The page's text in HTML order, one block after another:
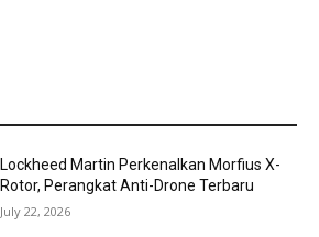
Lockheed Martin Perkenalkan Morfius X-
Rotor, Perangkat Anti-Drone Terbaru
July 22, 2026